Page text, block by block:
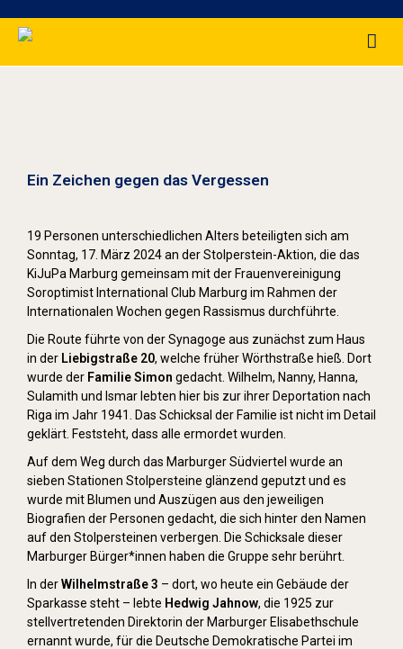
Ein Zeichen gegen das Vergessen
19 Personen unterschiedlichen Alters beteiligten sich am
Sonntag, 17. März 2024 an der Stolperstein-Aktion, die das
KiJuPa Marburg gemeinsam mit der Frauenvereinigung
Soroptimist International Club Marburg im Rahmen der
Internationalen Wochen gegen Rassismus durchführte.
Die Route führte von der Synagoge aus zunächst zum Haus
in der Liebigstraße 20, welche früher Wörthstraße hieß. Dort
wurde der Familie Simon gedacht. Wilhelm, Nanny, Hanna,
Sulamith und Ismar lebten hier bis zur ihrer Deportation nach
Riga im Jahr 1941. Das Schicksal der Familie ist nicht im Detail
geklärt. Feststeht, dass alle ermordet wurden.
Auf dem Weg durch das Marburger Südviertel wurde an
sieben Stationen Stolpersteine glänzend geputzt und es
wurde mit Blumen und Auszügen aus den jeweiligen
Biografien der Personen gedacht, die sich hinter den Namen
auf den Stolpersteinen verbergen. Die Schicksale dieser
Marburger Bürger*innen haben die Gruppe sehr berührt.
In derWilhelmstraße 3 – dort, wo heute ein Gebäude der
Sparkasse steht – lebte Hedwig Jahnow, die 1925 zur
stellvertretenden Direktorin der Marburger Elisabethschule
ernannt wurde, für die Deutsche Demokratische Partei im